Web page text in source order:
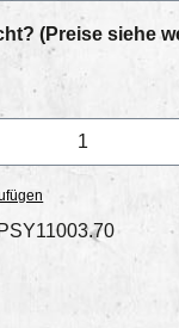
Aufdruck erwünscht?
Gib den
PSY11003.70